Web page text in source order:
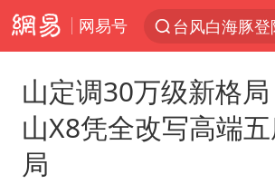
网易号
山定调30万级新格
山X8凭全改写高端
局